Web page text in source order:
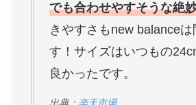
でも合わせやすそうな絶
きやすさもnew balance
す！サイズはいつもの
良かったです。
出典： 楽天市場